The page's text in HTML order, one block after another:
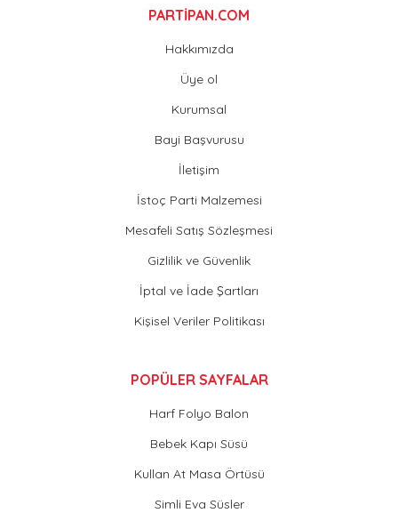
PARTİPAN.COM
Hakkımızda
Üye ol
Kurumsal
Bayi Başvurusu
İletişim
İstoç Parti Malzemesi
Mesafeli Satış Sözleşmesi
Gizlilik ve Güvenlik
İptal ve İade Şartları
Kişisel Veriler Politikası
POPÜLER SAYFALAR
Harf Folyo Balon
Bebek Kapı Süsü
Kullan At Masa Örtüsü
Simli Eva Süsler